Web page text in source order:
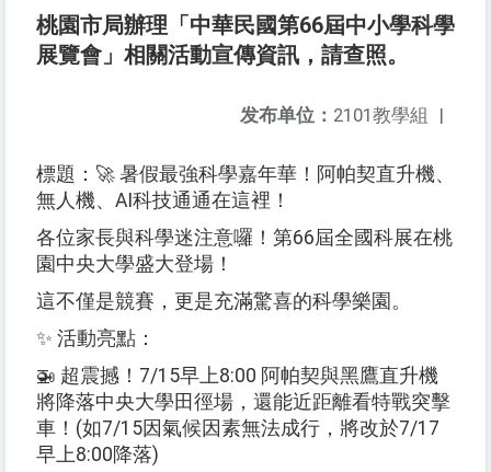
桃園市局辦理「中華民國第66屆中小學科學
展覽會」相關活動宣傳資訊，請查照。
发布单位： 2101教學組 |
標題： 🚀 暑假最強科學嘉年華！阿帕契直升機、
無人機、 AI 科技通通在這裡！
各位家長與科學迷注意囉！第66屆全國科展在桃
園中央大學盛大登場！
這不僅是競賽，更是充滿驚喜的科學樂園。
✨ 活動亮點：
🚁 超震撼！ 7/15早上8:00 阿帕契與黑鷹直升機
將降落中央大學田徑場，還能近距離看特戰突擊
車！ (如7/15因氣候因素無法成行，將改於7/17
早上8:00 降落)